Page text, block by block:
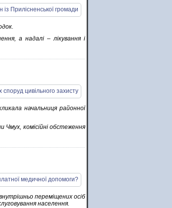
а надалі – лікування і
начальниця районної
Чмух, комісійні обстеження
переміщених осіб
населення.